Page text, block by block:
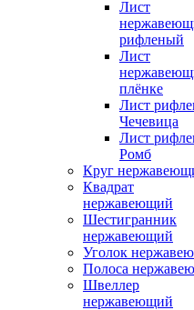
Лист
рифленый
Лист
плёнке
Лист
Чечевица
Лист
Ромб
Круг
Квадрат
нержавеющий
Шестигранник
нержавеющий
Уголок
Полоса
Швеллер
нержавеющий